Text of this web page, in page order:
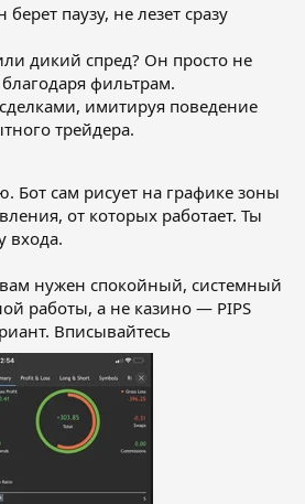
паузу, не лезет сразу
дикий спред? Он просто не
фильтрам.
имитируя поведение
трейдера.
Бот сам рисует на графике зоны
от которых работает. Ты
входа.
нужен спокойный, системный
работы, а не казино — PIPS
Вписывайтесь